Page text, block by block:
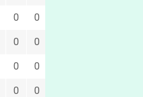
0 0
0 0
0 0
0 0